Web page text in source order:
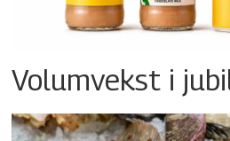
Volumvekst i